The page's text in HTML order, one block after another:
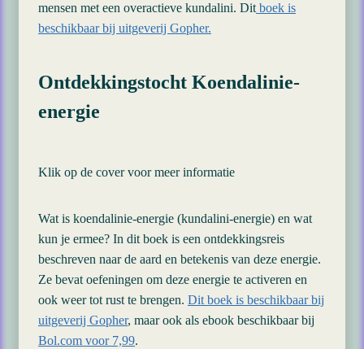
mensen met een overactieve kundalini. Dit boek is
beschikbaar bij uitgeverij Gopher.
Ontdekkingstocht Koendalinie-
energie
Klik op de cover voor meer informatie
Wat is koendalinie-energie (kundalini-energie) en wat
kun je ermee? In dit boek is een ontdekkingsreis
beschreven naar de aard en betekenis van deze energie.
Ze bevat oefeningen om deze energie te activeren en
ook weer tot rust te brengen. Dit boek is beschikbaar bij
uitgeverij Gopher, maar ook als ebook beschikbaar bij
Bol.com voor 7,99.